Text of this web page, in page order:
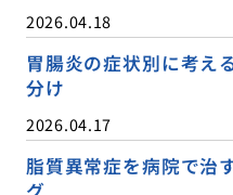
2026.04.18
胃腸炎の症状別に考え
分け
2026.04.17
脂質異常症を病院で治